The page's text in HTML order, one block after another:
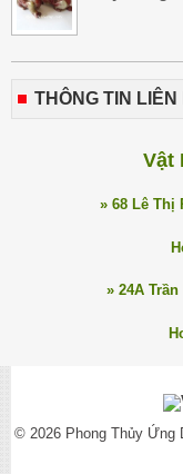
THÔNG TIN LIÊN
Vật
» 68 Lê Thị
» 24A
© 2026 Phong Thủy Ứng